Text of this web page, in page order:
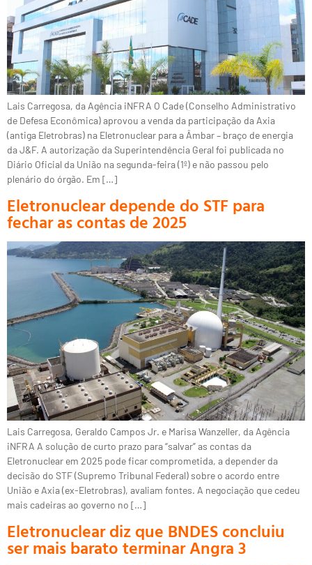
Lais Carregosa, da Agência iNFRA O Cade (Conselho Administrativo
de Defesa Econômica) aprovou a venda da participação da Axia
(antiga Eletrobras) na Eletronuclear para a Âmbar – braço de energia
da J&F. A autorização da Superintendência Geral foi publicada no
Diário Oficial da União na segunda-feira (1º) e não passou pelo
plenário do órgão. Em […]
Eletronuclear depende do STF para
fechar as contas de 2025
Lais Carregosa, Geraldo Campos Jr. e Marisa Wanzeller, da Agência
iNFRA A solução de curto prazo para “salvar” as contas da
Eletronuclear em 2025 pode ficar comprometida, a depender da
decisão do STF (Supremo Tribunal Federal) sobre o acordo entre
União e Axia (ex-Eletrobras), avaliam fontes. A negociação que cedeu
mais cadeiras ao governo no […]
Eletronuclear diz que BNDES concluiu
ser mais barato terminar Angra 3